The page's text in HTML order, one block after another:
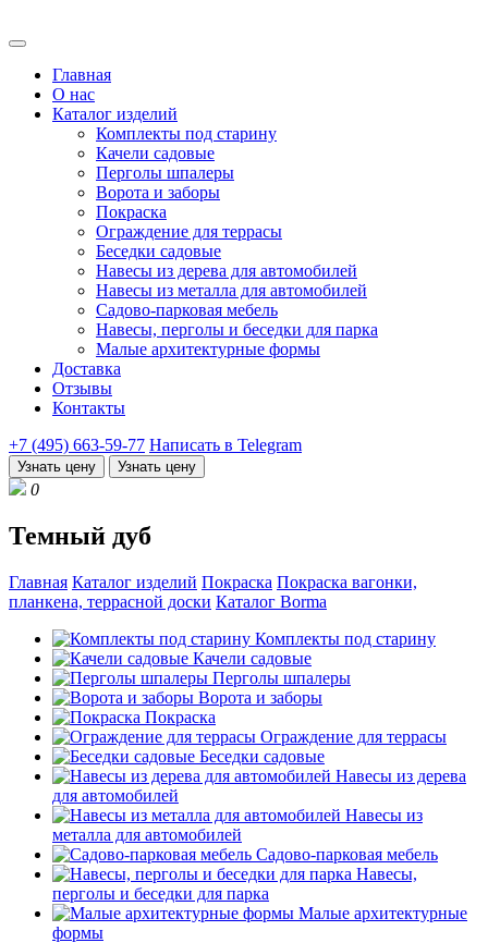
Главная
О нас
Каталог изделий
Комплекты под старину
Качели садовые
Перголы шпалеры
Ворота и заборы
Покраска
Ограждение для террасы
Беседки садовые
Навесы из дерева для автомобилей
Навесы из металла для автомобилей
Садово-парковая мебель
Навесы, перголы и беседки для парка
Малые архитектурные формы
Доставка
Отзывы
Контакты
+7 (495) 663-59-77 Написать в Telegram
Узнать цену Узнать цену
0
Темный дуб
Главная Каталог изделий Покраска Покраска вагонки,
планкена, террасной доски Каталог Borma
Комплекты под старину
Качели садовые
Перголы шпалеры
Ворота и заборы
Покраска
Ограждение для террасы
Беседки садовые
Навесы из дерева
для автомобилей
Навесы из
металла для автомобилей
Садово-парковая мебель
Навесы,
перголы и беседки для парка
Малые архитектурные
формы